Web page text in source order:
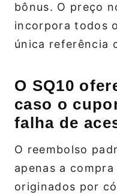
bônus. O preço
incorpora todos
única referência
O SQ10
caso o
falha de
O reembolso
apenas a
originados por